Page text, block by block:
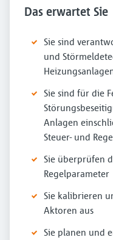
Das erwartet Sie
Sie sind
und
Sie sind für die
Anlagen
Steuer- und
Sie überprüfen
Regelparameter
Sie kalibrieren
Aktoren aus
Sie planen und